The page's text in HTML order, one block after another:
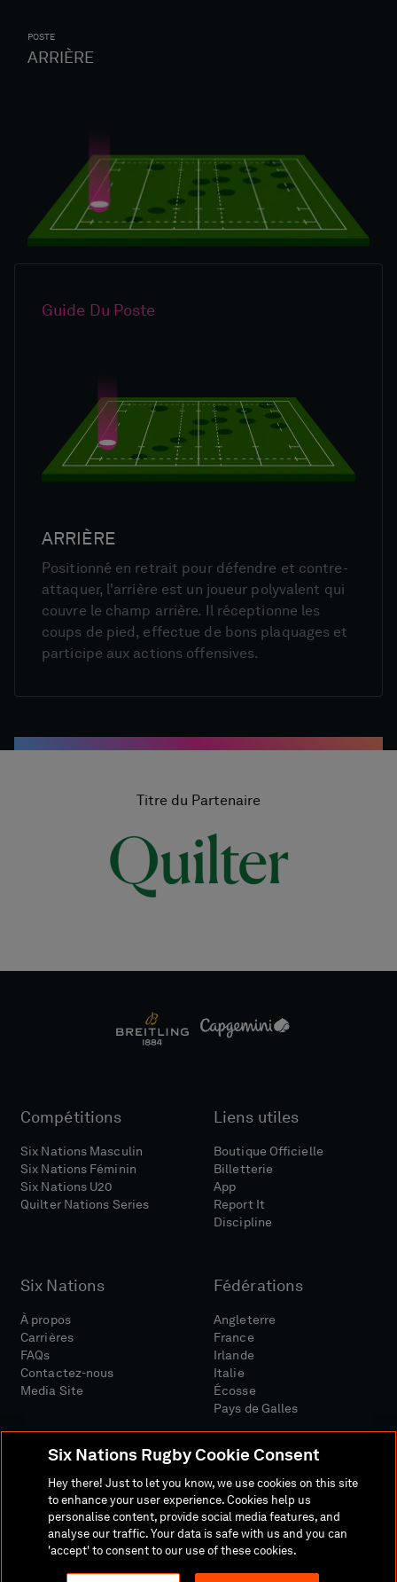
POSTE
ARRIÈRE
Guide Du Poste
ARRIÈRE
Positionné en retrait pour défendre et contre-
attaquer, l'arrière est un joueur polyvalent qui
couvre le champ arrière. Il réceptionne les
coups de pied, effectue de bons plaquages et
participe aux actions offensives.
Titre du Partenaire
Compétitions
Six Nations Masculin
Six Nations Féminin
Six Nations U20
Quilter Nations Series
Liens utiles
Boutique Officielle
Billetterie
App
Report It
Discipline
Six Nations
À propos
Carrières
FAQs
Contactez-nous
Media Site
Fédérations
Angleterre
France
Irlande
Italie
Écosse
Pays de Galles
Site MédiaConditions Générales
Politique De ConfidentialitéPolitique De Cookies
Politique Sociale Et Numérique
Six Nations Rugby Cookie Consent
Hey there! Just to let you know, we use cookies on this site
to enhance your user experience. Cookies help us
personalise content, provide social media features, and
analyse our traffic. Your data is safe with us and you can
'accept' to consent to our use of these cookies.